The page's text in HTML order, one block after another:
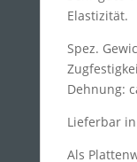
Elastizität.
Spez.
Dehnung:
Lieferbar in
Als